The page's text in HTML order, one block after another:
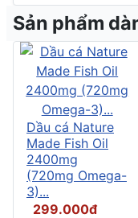
Sản phẩm
Dầu cá Nature
Made Fish Oil
2400mg
(720mg Omega-
3)...
299.000đ